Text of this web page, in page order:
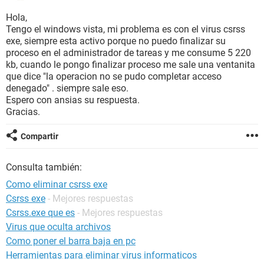
Hola,
Tengo el windows vista, mi problema es con el virus csrss
exe, siempre esta activo porque no puedo finalizar su
proceso en el administrador de tareas y me consume 5 220
kb, cuando le pongo finalizar proceso me sale una ventanita
que dice "la operacion no se pudo completar acceso
denegado" . siempre sale eso.
Espero con ansias su respuesta.
Gracias.
Compartir
Consulta también:
Como eliminar csrss exe
Csrss exe - Mejores respuestas
Csrss.exe que es - Mejores respuestas
Virus que oculta archivos
Como poner el barra baja en pc
Herramientas para eliminar virus informaticos